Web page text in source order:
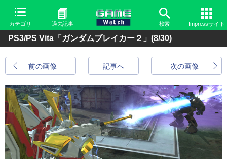
カテゴリ 過去記事 検索 Impressサイト
PS3/PS Vita「ガンダムブレイカー２」 (8/30)
前の画像 次の画像
記事へ